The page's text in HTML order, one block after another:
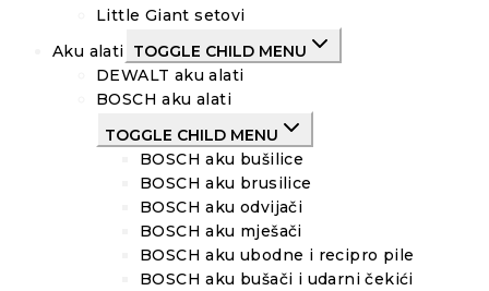
Little Giant setovi
Aku alati TOGGLE CHILD MENU
DEWALT aku alati
BOSCH aku alati
TOGGLE CHILD MENU
BOSCH aku bušilice
BOSCH aku brusilice
BOSCH aku odvijači
BOSCH aku mješači
BOSCH aku ubodne i recipro pile
BOSCH aku bušači i udarni čekići